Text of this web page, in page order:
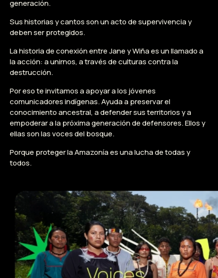
generación.
Sus historias y cantos son un acto de supervivencia y
deben ser protegidos.
La historia de conexión entre Jane y Wiña es un llamado a
la acción: a unirnos, a través de culturas contra la
destrucción.
Por eso te invitamos a apoyar a los jóvenes
comunicadores indígenas. Ayuda a preservar el
conocimiento ancestral, a defender sus territorios y a
empoderar a la próxima generación de defensores. Ellos y
ellas son las voces del bosque.
Porque proteger la Amazonía es una lucha de todas y
todos.